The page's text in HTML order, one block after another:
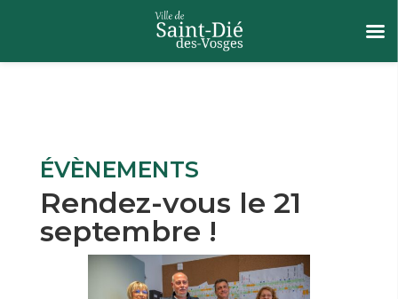
ÉVÈNEMENTS
Rendez-vous le 21
septembre !